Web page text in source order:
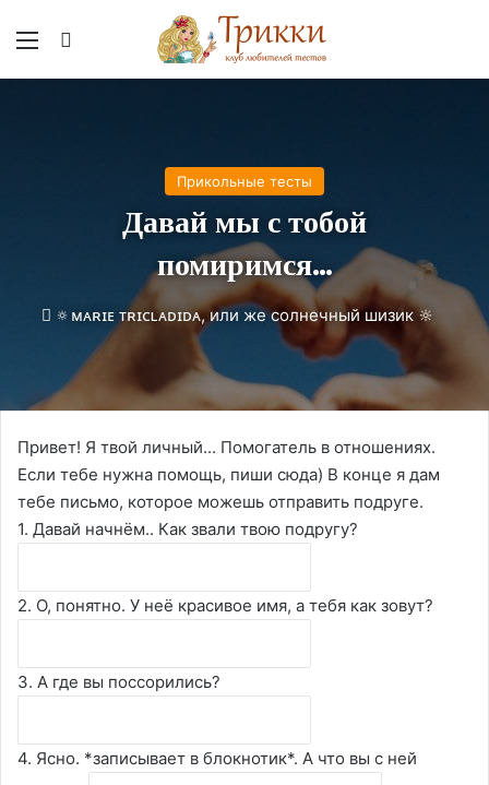
Меню
Прикольные тесты
Давай мы с тобой
помиримся…
🔅ᴍᴀʀɪᴇ ᴛʀɪᴄʟᴀᴅɪᴅᴀ, или же солнечный шизик 🔆
Привет! Я твой личный... Помогатель в отношениях.
Если тебе нужна помощь, пиши сюда) В конце я дам
тебе письмо, которое можешь отправить подруге.
1. Давай начнём.. Как звали твою подругу?
2. О, понятно. У неё красивое имя, а тебя как зовут?
3. А где вы поссорились?
4. Ясно. *записывает в блокнотик*. А что вы с ней